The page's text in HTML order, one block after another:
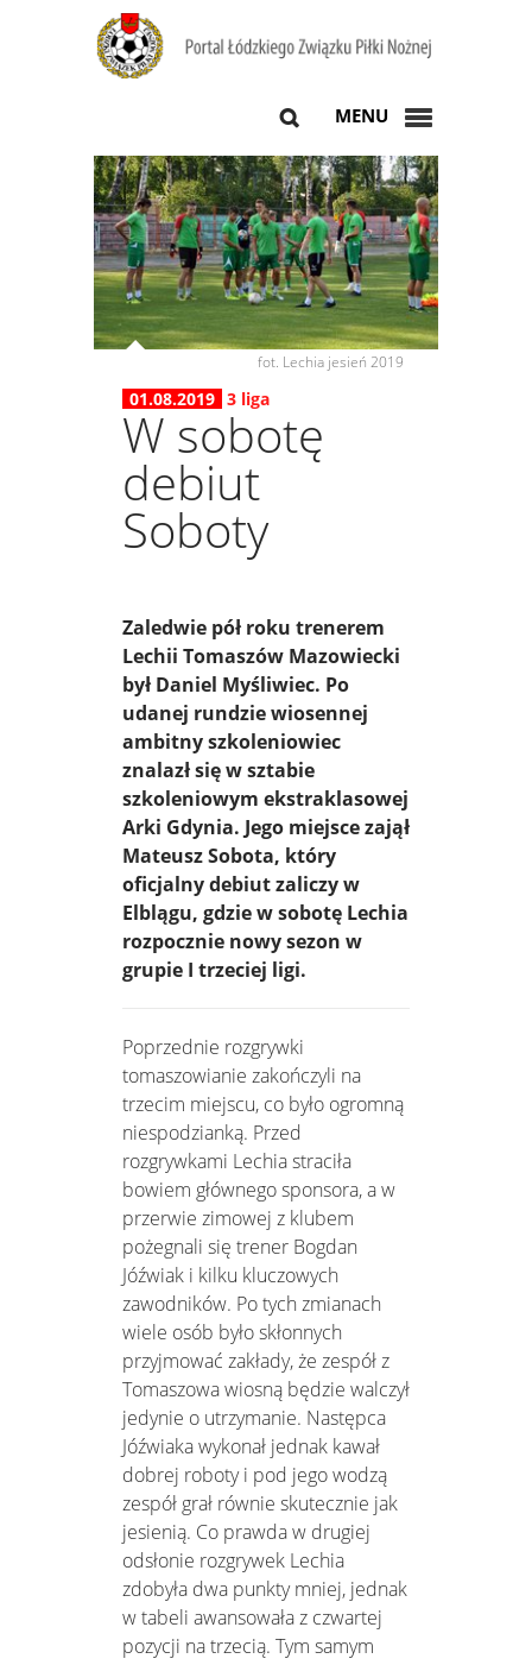
MENU
fot. Lechia jesień 2019
01.08.2019 3 liga
W sobotę
debiut
Soboty
Zaledwie pół roku trenerem
Lechii Tomaszów Mazowiecki
był Daniel Myśliwiec. Po
udanej rundzie wiosennej
ambitny szkoleniowiec
znalazł się w sztabie
szkoleniowym ekstraklasowej
Arki Gdynia. Jego miejsce zajął
Mateusz Sobota, który
oficjalny debiut zaliczy w
Elblągu, gdzie w sobotę Lechia
rozpocznie nowy sezon w
grupie I trzeciej ligi.
Poprzednie rozgrywki
tomaszowianie zakończyli na
trzecim miejscu, co było ogromną
niespodzianką. Przed
rozgrywkami Lechia straciła
bowiem głównego sponsora, a w
przerwie zimowej z klubem
pożegnali się trener Bogdan
Jóźwiak i kilku kluczowych
zawodników. Po tych zmianach
wiele osób było skłonnych
przyjmować zakłady, że zespół z
Tomaszowa wiosną będzie walczył
jedynie o utrzymanie. Następca
Jóźwiaka wykonał jednak kawał
dobrej roboty i pod jego wodzą
zespół grał równie skutecznie jak
jesienią. Co prawda w drugiej
odsłonie rozgrywek Lechia
zdobyła dwa punkty mniej, jednak
w tabeli awansowała z czwartej
pozycji na trzecią. Tym samym